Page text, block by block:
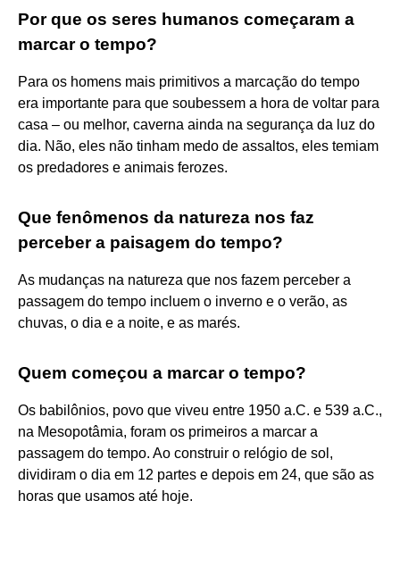
Por que os seres humanos começaram a
marcar o tempo?
Para os homens mais primitivos a marcação do tempo
era importante para que soubessem a hora de voltar para
casa – ou melhor, caverna ainda na segurança da luz do
dia. Não, eles não tinham medo de assaltos, eles temiam
os predadores e animais ferozes.
Que fenômenos da natureza nos faz
perceber a paisagem do tempo?
As mudanças na natureza que nos fazem perceber a
passagem do tempo incluem o inverno e o verão, as
chuvas, o dia e a noite, e as marés.
Quem começou a marcar o tempo?
Os babilônios, povo que viveu entre 1950 a.C. e 539 a.C.,
na Mesopotâmia, foram os primeiros a marcar a
passagem do tempo. Ao construir o relógio de sol,
dividiram o dia em 12 partes e depois em 24, que são as
horas que usamos até hoje.